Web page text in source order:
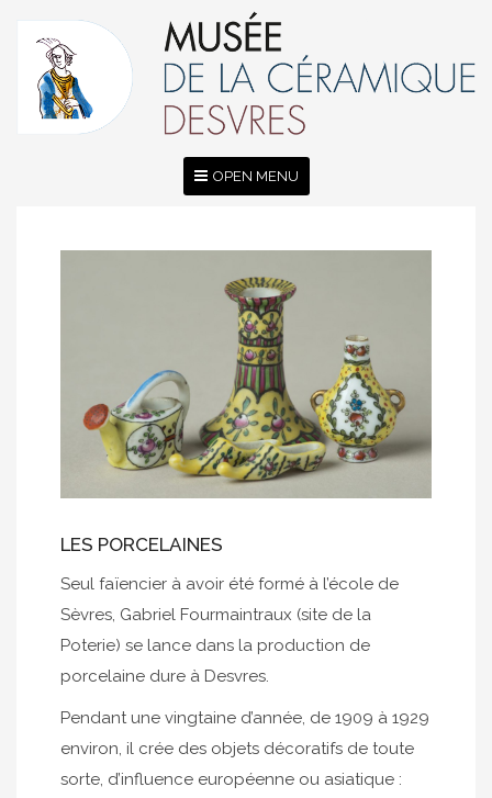
OPEN MENU
LES PORCELAINES
Seul faïencier à avoir été formé à l’école de
Sèvres, Gabriel Fourmaintraux (site de la
Poterie) se lance dans la production de
porcelaine dure à Desvres.
Pendant une vingtaine d’année, de 1909 à 1929
environ, il crée des objets décoratifs de toute
sorte, d’influence européenne ou asiatique :